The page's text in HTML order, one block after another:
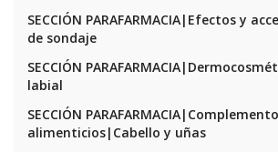
SECCIÓN PARAFARMACIA|Efectos y
de sondaje
SECCIÓN
labial
SECCIÓN
alimenticios|Cabello y uñas